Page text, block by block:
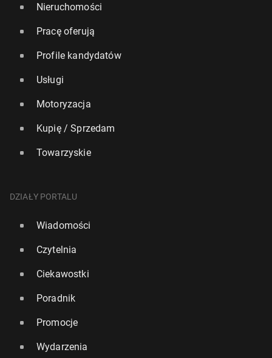
Nieruchomości
Pracę oferują
Profile kandydatów
Usługi
Motoryzacja
Kupię / Sprzedam
Towarzyskie
DZIAŁY PORTALU
Wiadomości
Czytelnia
Ciekawostki
Poradnik
Promocje
Wydarzenia